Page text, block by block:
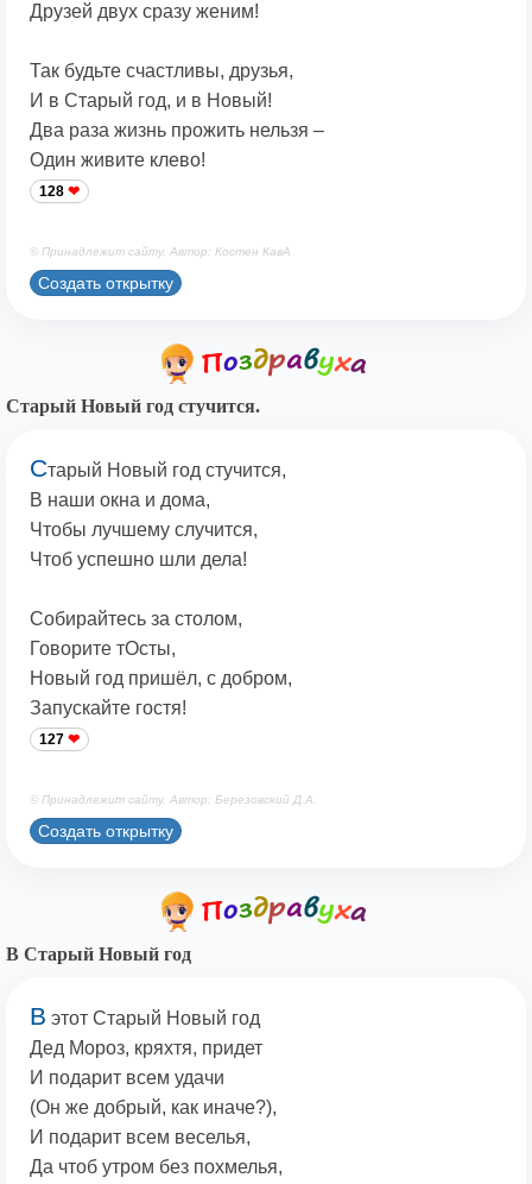
Друзей двух сразу женим!
Так будьте счастливы, друзья,
И в Старый год, и в Новый!
Два раза жизнь прожить нельзя –
Один живите клево!
128
© Принадлежит сайту. Автор: Костен КавА
Создать открытку
Старый Новый год стучится.
Старый Новый год стучится,
В наши окна и дома,
Чтобы лучшему случится,
Чтоб успешно шли дела!
Собирайтесь за столом,
Говорите тОсты,
Новый год пришёл, с добром,
Запускайте гостя!
127
© Принадлежит сайту. Автор: Березовский Д.А.
Создать открытку
В Старый Новый год
В этот Старый Новый год
Дед Мороз, кряхтя, придет
И подарит всем удачи
(Он же добрый, как иначе?),
И подарит всем веселья,
Да чтоб утром без похмелья,